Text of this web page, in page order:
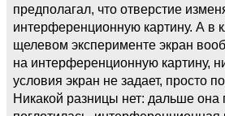
предполагал, что отверстие
интерференционную картину. А в
щелевом эксперименте экран
на интерференционную картину,
условия экран не задает, просто
Никакой разницы нет: дальше